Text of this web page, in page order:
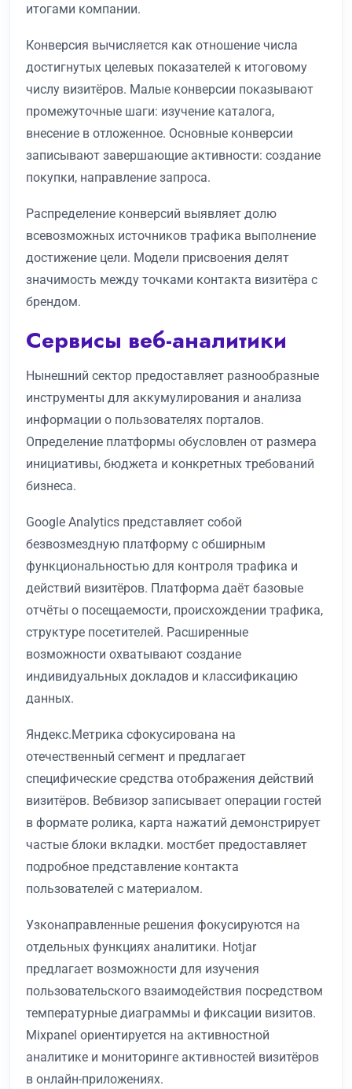
итогами компании.
Конверсия вычисляется как отношение числа
достигнутых целевых показателей к итоговому
числу визитёров. Малые конверсии показывают
промежуточные шаги: изучение каталога,
внесение в отложенное. Основные конверсии
записывают завершающие активности: создание
покупки, направление запроса.
Распределение конверсий выявляет долю
всевозможных источников трафика выполнение
достижение цели. Модели присвоения делят
значимость между точками контакта визитёра с
брендом.
Сервисы веб-аналитики
Нынешний сектор предоставляет разнообразные
инструменты для аккумулирования и анализа
информации о пользователях порталов.
Определение платформы обусловлен от размера
инициативы, бюджета и конкретных требований
бизнеса.
Google Analytics представляет собой
безвозмездную платформу с обширным
функциональностью для контроля трафика и
действий визитёров. Платформа даёт базовые
отчёты о посещаемости, происхождении трафика,
структуре посетителей. Расширенные
возможности охватывают создание
индивидуальных докладов и классификацию
данных.
Яндекс.Метрика сфокусирована на
отечественный сегмент и предлагает
специфические средства отображения действий
визитёров. Вебвизор записывает операции гостей
в формате ролика, карта нажатий демонстрирует
частые блоки вкладки. мостбет предоставляет
подробное представление контакта
пользователей с материалом.
Узконаправленные решения фокусируются на
отдельных функциях аналитики. Hotjar
предлагает возможности для изучения
пользовательского взаимодействия посредством
температурные диаграммы и фиксации визитов.
Mixpanel ориентируется на активностной
аналитике и мониторинге активностей визитёров
в онлайн-приложениях.